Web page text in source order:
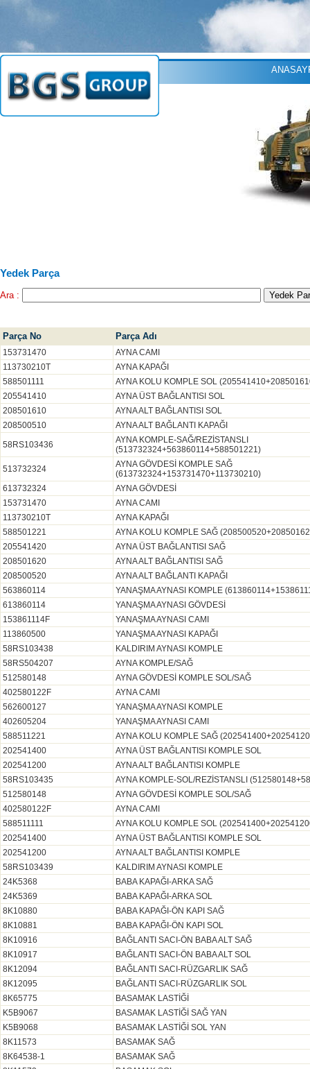
Yedek Parça
Ara :
Parça No Parça Adı
153731470
AYNA CAMI
113730210T
AYNA KAPAĞI
588501111
AYNA KOLU KOMPLE SOL
205541410
AYNA ÜST BAĞLANTISI SOL
208501610
AYNA ALT BAĞLANTISI SOL
208500510
AYNA ALT BAĞLANTI KAPAĞI
58RS103436
AYNA KOMPLE-SAĞ/REZİSTANSLI
(513732324+563860114+588501221)
513732324
AYNA GÖVDESİ KOMPLE SAĞ
(613732324+153731470+113730210)
613732324
AYNA GÖVDESİ
153731470
AYNA CAMI
113730210T
AYNA KAPAĞI
588501221
AYNA KOLU KOMPLE SAĞ
205541420
AYNA ÜST BAĞLANTISI SAĞ
208501620
AYNA ALT BAĞLANTISI SAĞ
208500520
AYNA ALT BAĞLANTI KAPAĞI
563860114
YANAŞMA AYNASI KOMPLE
613860114
YANAŞMA AYNASI GÖVDESİ
153861114F
YANAŞMA AYNASI CAMI
113860500
YANAŞMA AYNASI KAPAĞI
58RS103438
KALDIRIM AYNASI KOMPLE
58RS504207
AYNA KOMPLE/SAĞ
512580148
AYNA GÖVDESİ KOMPLE SOL/SAĞ
402580122F
AYNA CAMI
562600127
YANAŞMA AYNASI KOMPLE
402605204
YANAŞMA AYNASI CAMI
588511221
AYNA KOLU KOMPLE SAĞ
202541400
AYNA ÜST BAĞLANTISI KOMPLE SOL
202541200
AYNA ALT BAĞLANTISI KOMPLE
58RS103435
AYNA KOMPLE-SOL/REZİSTANSLI
512580148
AYNA GÖVDESİ KOMPLE SOL/SAĞ
402580122F
AYNA CAMI
588511111
AYNA KOLU KOMPLE SOL
202541400
AYNA ÜST BAĞLANTISI KOMPLE SOL
202541200
AYNA ALT BAĞLANTISI KOMPLE
58RS103439
KALDIRIM AYNASI KOMPLE
24K5368
BABA KAPAĞI-ARKA SAĞ
24K5369
BABA KAPAĞI-ARKA SOL
8K10880
BABA KAPAĞI-ÖN KAPI SAĞ
8K10881
BABA KAPAĞI-ÖN KAPI SOL
8K10916
BAĞLANTI SACI-ÖN BABA ALT SAĞ
8K10917
BAĞLANTI SACI-ÖN BABA ALT SOL
8K12094
BAĞLANTI SACI-RÜZGARLIK SAĞ
8K12095
BAĞLANTI SACI-RÜZGARLIK SOL
8K65775
BASAMAK LASTİĞİ
K5B9067
BASAMAK LASTİĞİ SAĞ YAN
K5B9068
BASAMAK LASTİĞİ SOL YAN
8K11573
BASAMAK SAĞ
8K64538-1
BASAMAK SAĞ